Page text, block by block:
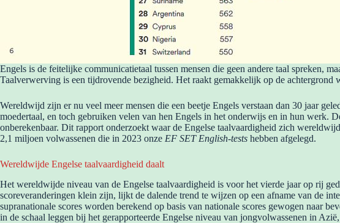
Engels is de feitelijke communicatietaal tussen mensen die geen andere taal spreken,
Taalverwerving is een tijdrovende bezigheid. Het raakt gemakkelijk op de achtergrond
Wereldwijd zijn er nu veel meer mensen die een beetje Engels verstaan ​​dan 30 jaar
moedertaal, en toch gebruiken velen van hen Engels in het onderwijs en in hun werk.
onberekenbaar. Dit rapport onderzoekt waar de Engelse taalvaardigheid zich
2,1 miljoen volwassenen die in 2023 onze EF SET English-tests hebben afgelegd.
Wereldwijde Engelse taalvaardigheid daalt
Het wereldwijde niveau van de Engelse taalvaardigheid is voor het vierde jaar op rij
scoreveranderingen klein zijn, lijkt de dalende trend te wijzen op een afname van de
supranationale scores worden berekend op basis van nationale scores gewogen naar
in de schaal leggen bij het gerapporteerde Engelse niveau van jongvolwassenen in